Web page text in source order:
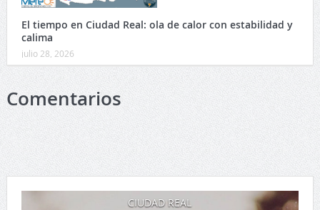
El tiempo en Ciudad Real: ola de calor con estabilidad y
calima
julio 28, 2026
Comentarios
CIUDAD REAL